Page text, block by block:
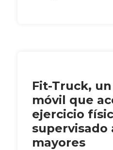
Fit-Truck,
móvil que
ejercicio
supervisado
mayores